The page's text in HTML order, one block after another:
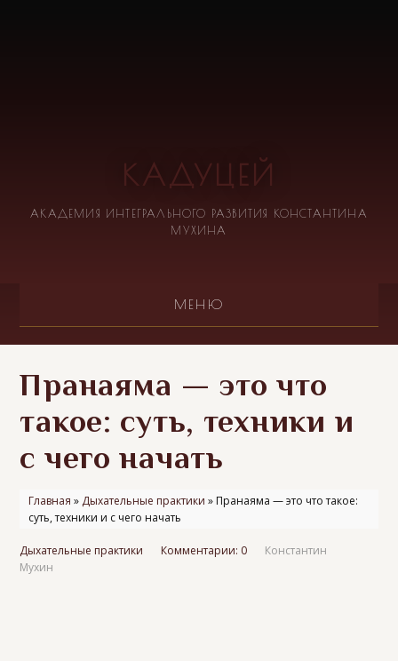
КАДУЦЕЙ
АКАДЕМИЯ ИНТЕГРАЛЬНОГО РАЗВИТИЯ КОНСТАНТИНА
МУХИНА
МЕНЮ
Пранаяма — это что
такое: суть, техники и
с чего начать
Главная » Дыхательные практики » Пранаяма — это что такое:
суть, техники и с чего начать
Дыхательные практики Комментарии: 0
Константин
Мухин